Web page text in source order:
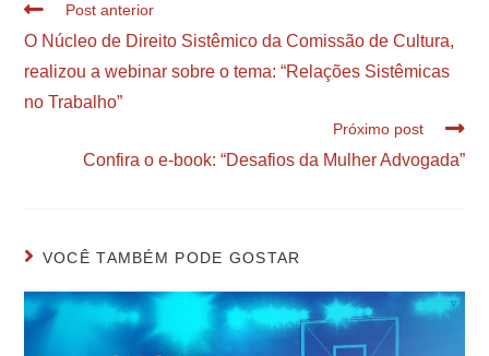
Post anterior
O Núcleo de Direito Sistêmico da Comissão de Cultura,
realizou a webinar sobre o tema: “Relações Sistêmicas
no Trabalho”
Próximo post
Confira o e-book: “Desafios da Mulher Advogada”
VOCÊ TAMBÉM PODE GOSTAR